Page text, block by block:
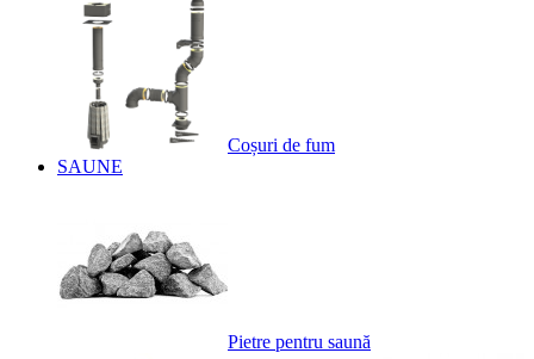
Coșuri de fum
SAUNE
Pietre pentru saună